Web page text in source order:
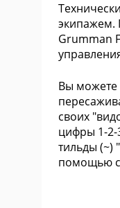
экипажем.
Grumman
Вы можете
своих
цифры 1-2-
тильды (~)
помощью